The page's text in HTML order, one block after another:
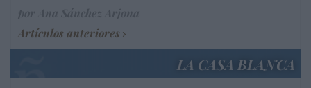
Artículos anteriores
LA CASA BLANCA